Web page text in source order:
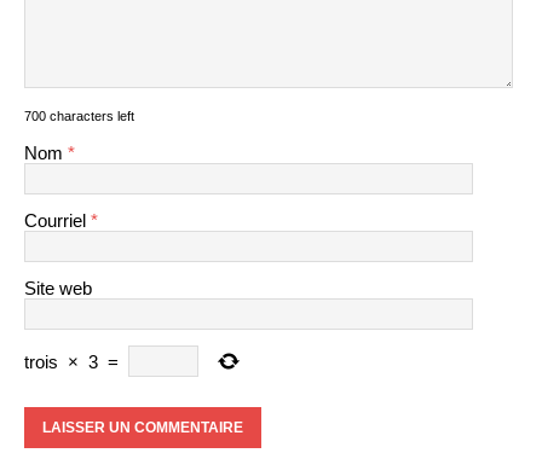
700 characters left
Nom *
Courriel *
Site web
trois × 3 =